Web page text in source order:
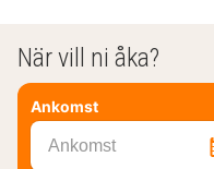
När vill ni åka?
Ankomst
Ankomst